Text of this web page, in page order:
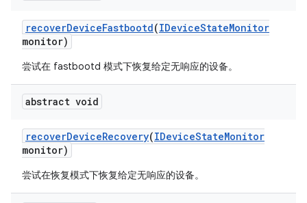
recoverDeviceFastbootd(IDeviceStateMonitor
monitor)
尝试在 fastbootd 模式下恢复给定无响应的设备。
abstract void
recoverDeviceRecovery(IDeviceStateMonitor
monitor)
尝试在恢复模式下恢复给定无响应的设备。